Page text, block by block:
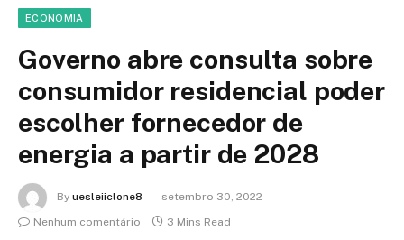
ECONOMIA
Governo abre consulta sobre
consumidor residencial poder
escolher fornecedor de
energia a partir de 2028
By uesleiiclone8
setembro 30, 2022
Nenhum comentário
3 Mins Read